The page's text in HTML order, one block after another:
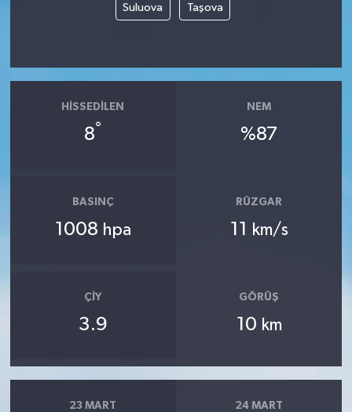
Suluova Taşova
HISSEDILEN
8°
NEM
%87
BASINÇ
1008 hpa
RÜZGAR
11 km/s
ÇIY
3.9
GÖRÜŞ
10 km
23 MART 24 MART